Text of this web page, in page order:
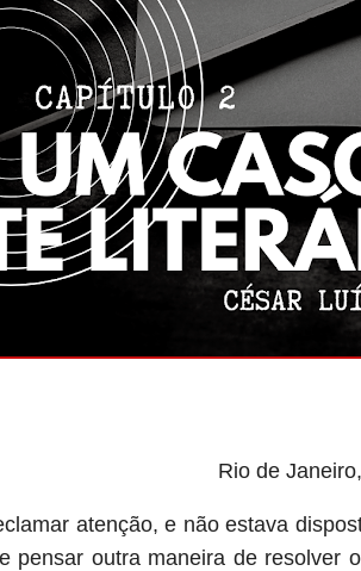
Rio de
atenção, e não estava
pensar outra maneira de resolver